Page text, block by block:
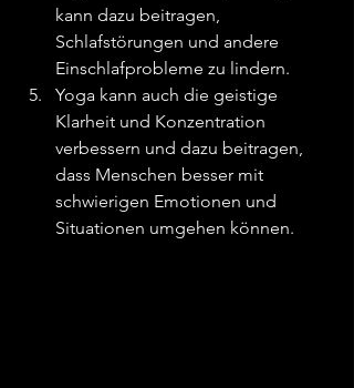
kann dazu beitragen,
Schlafstörungen und andere
Einschlafprobleme zu lindern.
Yoga kann auch die geistige
Klarheit und Konzentration
verbessern und dazu beitragen,
dass Menschen besser mit
schwierigen Emotionen und
Situationen umgehen können.